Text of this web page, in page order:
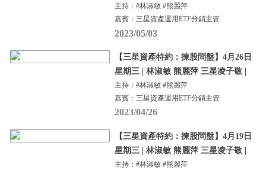
主持：#林淑敏 #熊麗萍
嘉賓：三星資產運用ETF分銷主管
2023/05/03
【三星資產特約：揀股問盤】4月26日
星期三 | 林淑敏 熊麗萍 三星凌子敬 |
主持：#林淑敏 #熊麗萍
嘉賓：三星資產運用ETF分銷主管
2023/04/26
【三星資產特約：揀股問盤】4月19日
星期三 | 林淑敏 熊麗萍 三星凌子敬 |
主持：#林淑敏 #熊麗萍